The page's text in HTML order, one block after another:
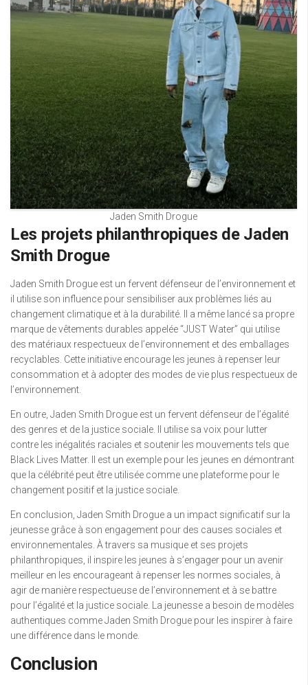
Jaden Smith Drogue
Les projets philanthropiques de Jaden
Smith Drogue
Jaden Smith Drogue est un fervent défenseur de l’environnement et
il utilise son influence pour sensibiliser aux problèmes liés au
changement climatique et à la durabilité. Il a même lancé sa propre
marque de vêtements durables appelée “JUST Water” qui utilise
des matériaux respectueux de l’environnement et des emballages
recyclables. Cette initiative encourage les jeunes à repenser leur
consommation et à adopter des modes de vie plus respectueux de
l’environnement.
En outre, Jaden Smith Drogue est un fervent défenseur de l’égalité
des genres et de la justice sociale. Il utilise sa voix pour lutter
contre les inégalités raciales et soutenir les mouvements tels que
Black Lives Matter. Il est un exemple pour les jeunes en démontrant
que la célébrité peut être utilisée comme une plateforme pour le
changement positif et la justice sociale.
En conclusion, Jaden Smith Drogue a un impact significatif sur la
jeunesse grâce à son engagement pour des causes sociales et
environnementales. À travers sa musique et ses projets
philanthropiques, il inspire les jeunes à s’engager pour un avenir
meilleur en les encourageant à repenser les normes sociales, à
agir de manière respectueuse de l’environnement et à se battre
pour l’égalité et la justice sociale. La jeunesse a besoin de modèles
authentiques comme Jaden Smith Drogue pour les inspirer à faire
une différence dans le monde.
Conclusion